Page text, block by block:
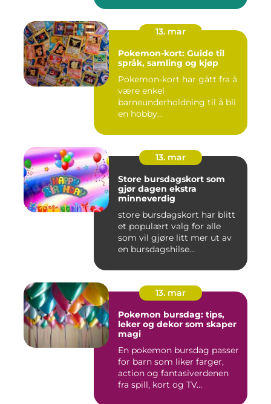
13. mar
Pokemon-kort: Guide til
språk, samling og kjøp
Pokemon-kort har gått fra å
være enkel
barneunderholdning til å bli
en hobby...
13. mar
Store bursdagskort som
gjør dagen ekstra
minneverdig
store bursdagskort har blitt
et populært valg for alle
som vil gjøre litt mer ut av
en bursdagshilse...
13. mar
Pokemon bursdag: tips,
leker og dekor som skaper
magi
En pokemon bursdag passer
for barn som liker farger,
action og fantasiverdenen
fra spill, kort og TV...